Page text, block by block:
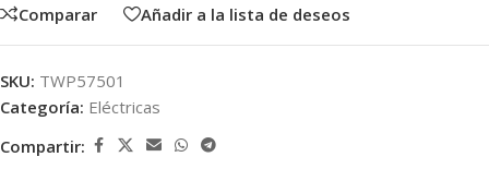
Comparar Añadir a la lista de deseos
SKU: TWP57501
Categoría: Eléctricas
Compartir: